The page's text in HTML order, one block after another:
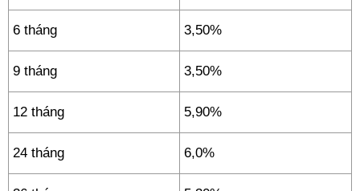
6 tháng 3,50%
9 tháng 3,50%
12 tháng 5,90%
24 tháng 6,0%